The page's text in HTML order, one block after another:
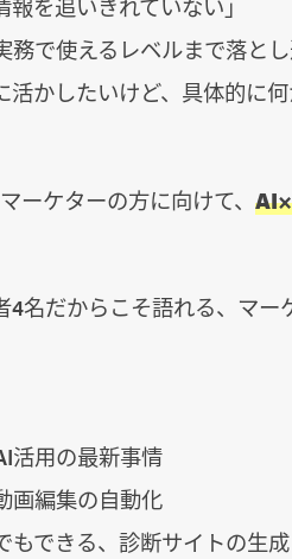
務で使えるレベルまで落とし
活かしたいけど、具体的に
ーケターの方に向けて、
名だからこそ語れる、マー
活用の最新事情
画編集の自動化
もできる、診断サイトの生成